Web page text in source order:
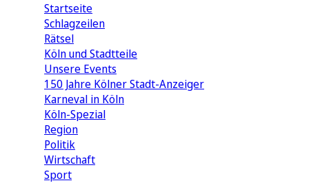
Startseite
Schlagzeilen
Rätsel
Köln und Stadtteile
Unsere Events
150 Jahre Kölner Stadt-Anzeiger
Karneval in Köln
Köln-Spezial
Region
Politik
Wirtschaft
Sport